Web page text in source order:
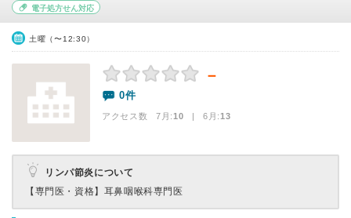
電子処方せん対応
土曜（〜12:30）
－
0件
アクセス数 7月:10 | 6月:13
リンパ節炎について
【専門医・資格】 耳鼻咽喉科専門医